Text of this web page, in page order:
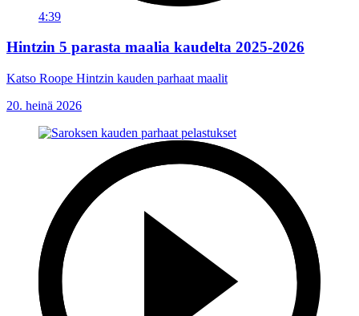
4:39
Hintzin 5 parasta maalia kaudelta 2025-2026
Katso Roope Hintzin kauden parhaat maalit
20. heinä 2026